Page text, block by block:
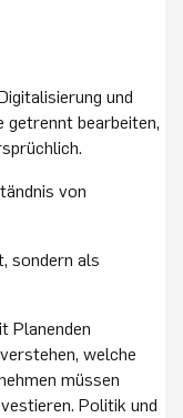
und
getrennt bearbeiten,
von
sondern als
Planenden
welche
müssen
Politik und